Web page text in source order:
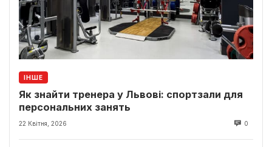
ІНШЕ
Як знайти тренера у Львові: спортзали для
персональних занять
22 Квітня, 2026 0